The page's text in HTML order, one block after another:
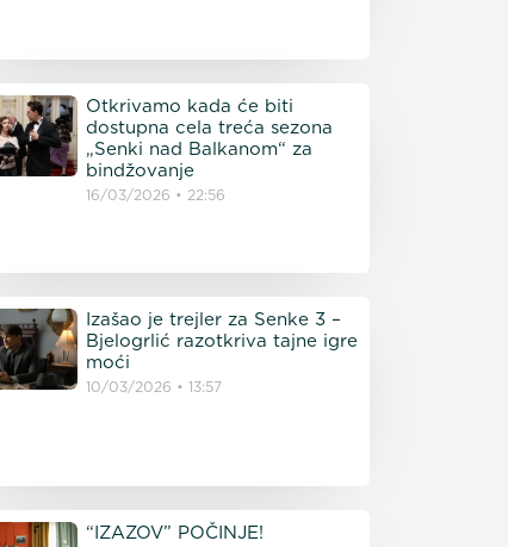
Otkrivamo kada će biti
dostupna cela treća sezona
„Senki nad Balkanom“ za
bindžovanje
16/03/2026 22:56
Izašao je trejler za Senke 3 –
Bjelogrlić razotkriva tajne igre
moći
10/03/2026 13:57
“IZAZOV” POČINJE!